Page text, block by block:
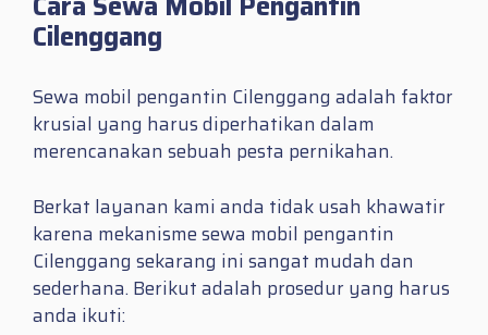
Cilenggang
Sewa mobil pengantin Cilenggang adalah faktor
krusial yang harus diperhatikan dalam
merencanakan sebuah pesta pernikahan.
Berkat layanan kami anda tidak usah khawatir
karena mekanisme sewa mobil pengantin
Cilenggang sekarang ini sangat mudah dan
sederhana. Berikut adalah prosedur yang harus
anda ikuti: